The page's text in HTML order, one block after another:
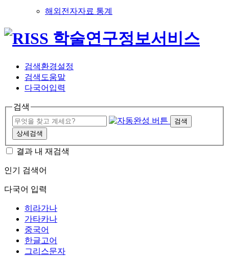
해외전자자료 통계
검색환경설정
검색도움말
다국어입력
검색
검색
상세검색
결과 내 재검색
인기 검색어
다국어 입력
히라가나
가타카나
중국어
한글고어
그리스문자